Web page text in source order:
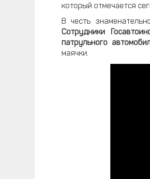
который отмечается
В честь
Сотрудники
патрульного
маячки.